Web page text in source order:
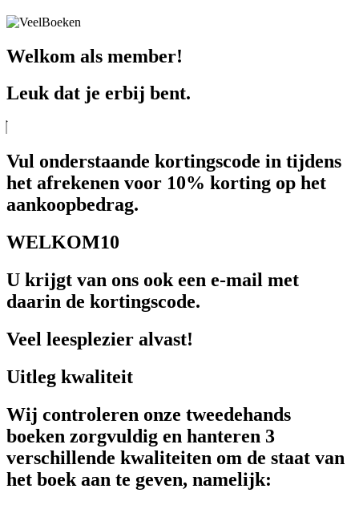
Welkom als member!
Leuk dat je erbij bent.
Vul onderstaande kortingscode in tijdens
het afrekenen voor 10% korting op het
aankoopbedrag.
WELKOM10
U krijgt van ons ook een e-mail met
daarin de kortingscode.
Veel leesplezier alvast!
Uitleg kwaliteit
Wij controleren onze tweedehands
boeken zorgvuldig en hanteren 3
verschillende kwaliteiten om de staat van
het boek aan te geven, namelijk: